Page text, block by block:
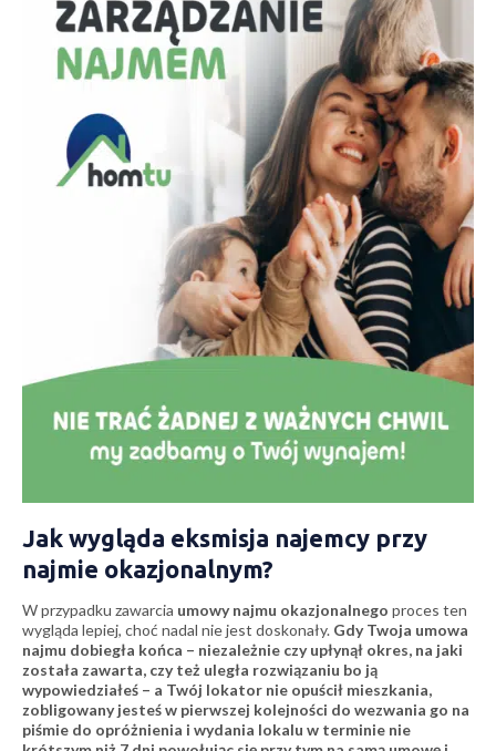
Jak wygląda eksmisja najemcy przy
najmie okazjonalnym?
W przypadku zawarcia umowy najmu okazjonalnego proces ten
wygląda lepiej, choć nadal nie jest doskonały. Gdy Twoja umowa
najmu dobiegła końca – niezależnie czy upłynął okres, na jaki
została zawarta, czy też uległa rozwiązaniu bo ją
wypowiedziałeś – a Twój lokator nie opuścił mieszkania,
zobligowany jesteś w pierwszej kolejności do wezwania go na
piśmie do opróżnienia i wydania lokalu w terminie nie